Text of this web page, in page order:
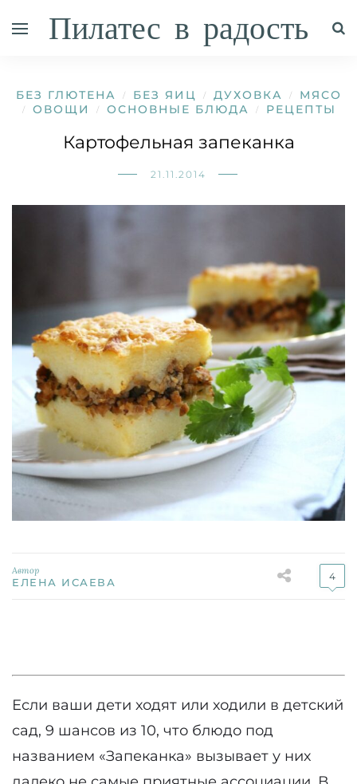
Пилатес в радость
БЕЗ ГЛЮТЕНА / БЕЗ ЯИЦ / ДУХОВКА / МЯСО
/ ОВОЩИ / ОСНОВНЫЕ БЛЮДА / РЕЦЕПТЫ
Картофельная запеканка
21.11.2014
Автор
ЕЛЕНА ИСАЕВА 4
Если ваши дети ходят или ходили в детский
сад, 9 шансов из 10, что блюдо под
названием «Запеканка» вызывает у них